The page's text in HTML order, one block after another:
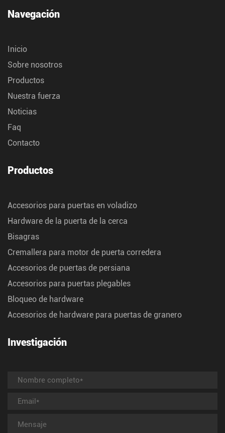
Navegación
Inicio
Sobre nosotros
Productos
Nuestra fuerza
Noticias
Faq
Contacto
Productos
Accesorios para puertas en voladizo
Hardware de la puerta de la cerca
Bisagras
Cremallera para motor de puerta corredera
Accesorios de puertas de persiana
Accesorios para puertas plegables
Bloqueo de hardware
Accesorios de hardware para puertas de granero
Investigación